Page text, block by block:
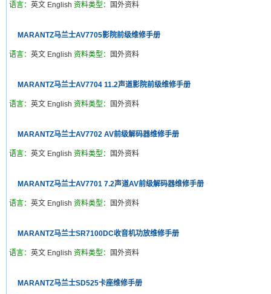
语言： 英文 English 资料类型： 国外资料
MARANTZ马兰士AV7705影院前级维修手册
语言： 英文 English 资料类型： 国外资料
MARANTZ马兰士AV7704 11.2声道影院前级维修手册
语言： 英文 English 资料类型： 国外资料
MARANTZ马兰士AV7702 AV前级解码器维修手册
语言： 英文 English 资料类型： 国外资料
MARANTZ马兰士AV7701 7.2声道AV前级解码器维修手册
语言： 英文 English 资料类型： 国外资料
MARANTZ马兰士SR7100DC收音机功放维修手册
语言： 英文 English 资料类型： 国外资料
MARANTZ马兰士SD525卡座维修手册